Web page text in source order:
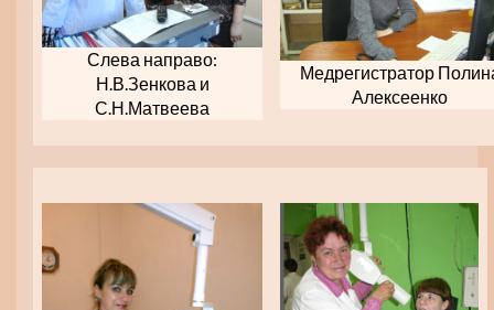
Слева направо:
Н.В.Зенкова и
С.Н.Матвеева
Медрегистратор
Алексеенко